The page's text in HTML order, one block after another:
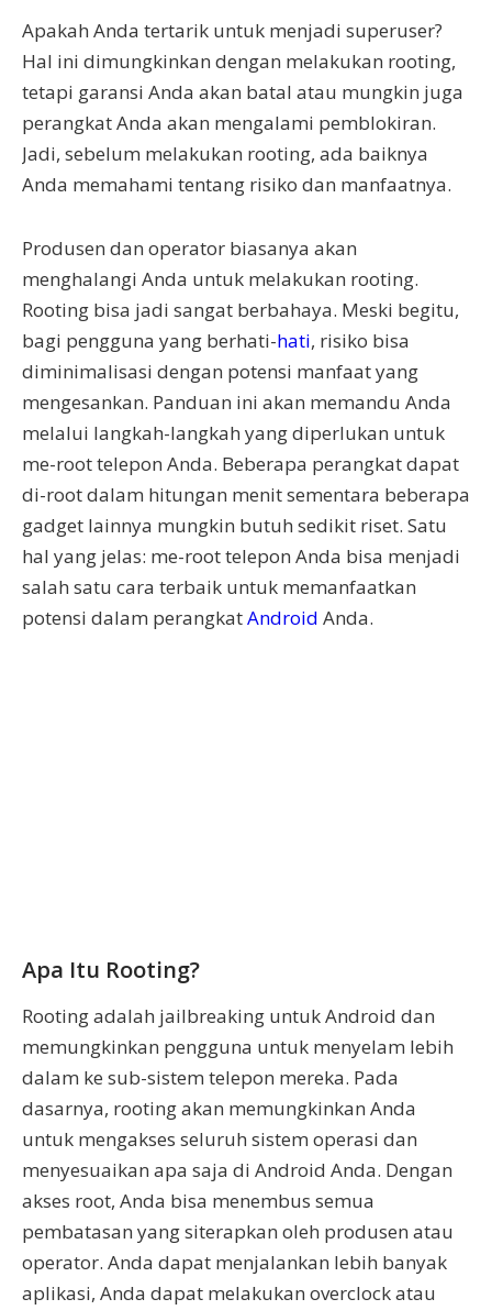
Apakah Anda tertarik untuk menjadi superuser?
Hal ini dimungkinkan dengan melakukan rooting,
tetapi garansi Anda akan batal atau mungkin juga
perangkat Anda akan mengalami pemblokiran.
Jadi, sebelum melakukan rooting, ada baiknya
Anda memahami tentang risiko dan manfaatnya.
Produsen dan operator biasanya akan
menghalangi Anda untuk melakukan rooting.
Rooting bisa jadi sangat berbahaya. Meski begitu,
bagi pengguna yang berhati-hati, risiko bisa
diminimalisasi dengan potensi manfaat yang
mengesankan. Panduan ini akan memandu Anda
melalui langkah-langkah yang diperlukan untuk
me-root telepon Anda. Beberapa perangkat dapat
di-root dalam hitungan menit sementara beberapa
gadget lainnya mungkin butuh sedikit riset. Satu
hal yang jelas: me-root telepon Anda bisa menjadi
salah satu cara terbaik untuk memanfaatkan
potensi dalam perangkatAndroid Anda.
Apa Itu Rooting?
Rooting adalah jailbreaking untuk Android dan
memungkinkan pengguna untuk menyelam lebih
dalam ke sub-sistem telepon mereka. Pada
dasarnya, rooting akan memungkinkan Anda
untuk mengakses seluruh sistem operasi dan
menyesuaikan apa saja di Android Anda. Dengan
akses root, Anda bisa menembus semua
pembatasan yang siterapkan oleh produsen atau
operator. Anda dapat menjalankan lebih banyak
aplikasi, Anda dapat melakukan overclock atau